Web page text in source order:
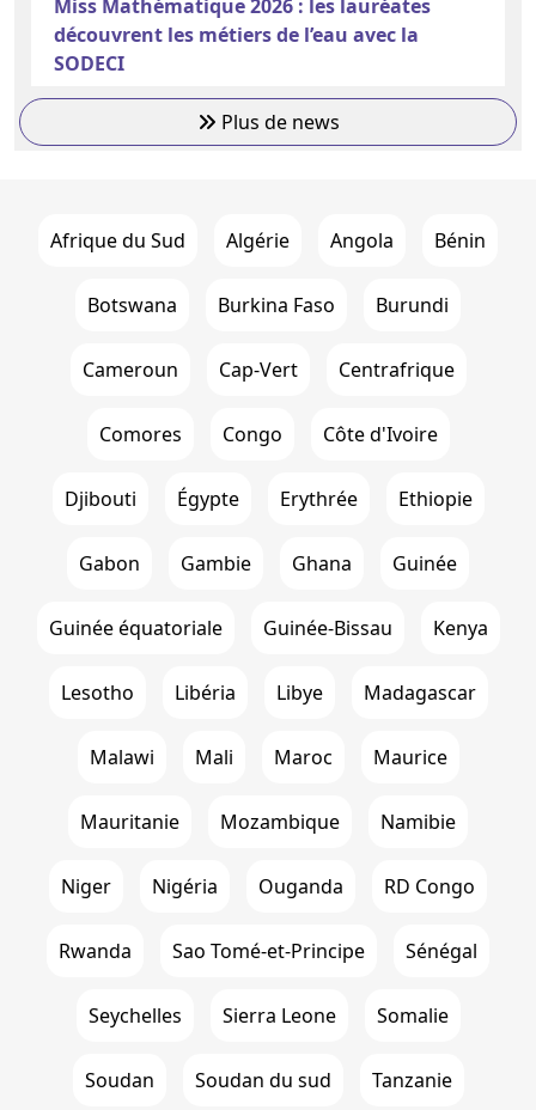
Miss Mathématique 2026 : les lauréates
découvrent les métiers de l’eau avec la
SODECI
Plus de news
Afrique du Sud Algérie Angola Bénin
Botswana Burkina Faso Burundi
Cameroun Cap-Vert Centrafrique
Comores Congo Côte d'Ivoire
Djibouti Égypte Erythrée Ethiopie
Gabon Gambie Ghana Guinée
Guinée équatoriale Guinée-Bissau Kenya
Lesotho Libéria Libye Madagascar
Malawi Mali Maroc Maurice
Mauritanie Mozambique Namibie
Niger Nigéria Ouganda RD Congo
Rwanda Sao Tomé-et-Principe Sénégal
Seychelles Sierra Leone Somalie
Soudan Soudan du sud Tanzanie